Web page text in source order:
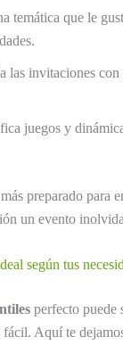
temática que le
las invitaciones
juegos y
preparado para
un evento
según tus
perfecto puede
Aquí te